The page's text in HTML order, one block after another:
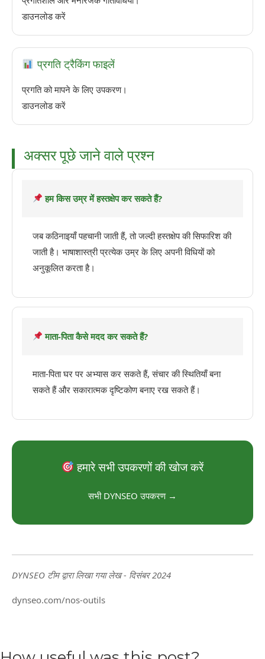
डाउनलोड करें
प्रगति ट्रैकिंग फाइलें
प्रगति को मापने के लिए उपकरण।
डाउनलोड करें
अक्सर पूछे जाने वाले प्रश्न
हम किस उम्र में हस्तक्षेप कर सकते हैं?
जब कठिनाइयाँ पहचानी जाती हैं, तो जल्दी हस्तक्षेप की सिफारिश की
जाती है। भाषाशास्त्री प्रत्येक उम्र के लिए अपनी विधियों को
अनुकूलित करता है।
माता-पिता कैसे मदद कर सकते हैं?
माता-पिता घर पर अभ्यास कर सकते हैं, संचार की स्थितियाँ बना
सकते हैं और सकारात्मक दृष्टिकोण बनाए रख सकते हैं।
हमारे सभी उपकरणों की खोज करें
सभी DYNSEO उपकरण →
DYNSEO टीम द्वारा लिखा गया लेख - दिसंबर 2024
dynseo.com/nos-outils